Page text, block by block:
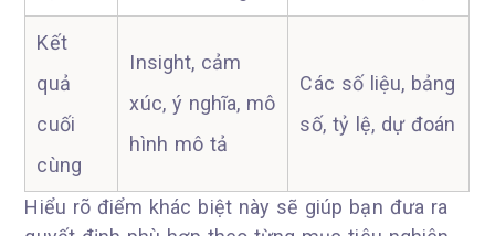
Kết
quả
cuối
cùng
Insight, cảm
xúc, ý nghĩa, mô
hình mô tả
Các số liệu, bảng
số, tỷ lệ, dự đoán
Hiểu rõ điểm khác biệt này sẽ giúp bạn đưa ra